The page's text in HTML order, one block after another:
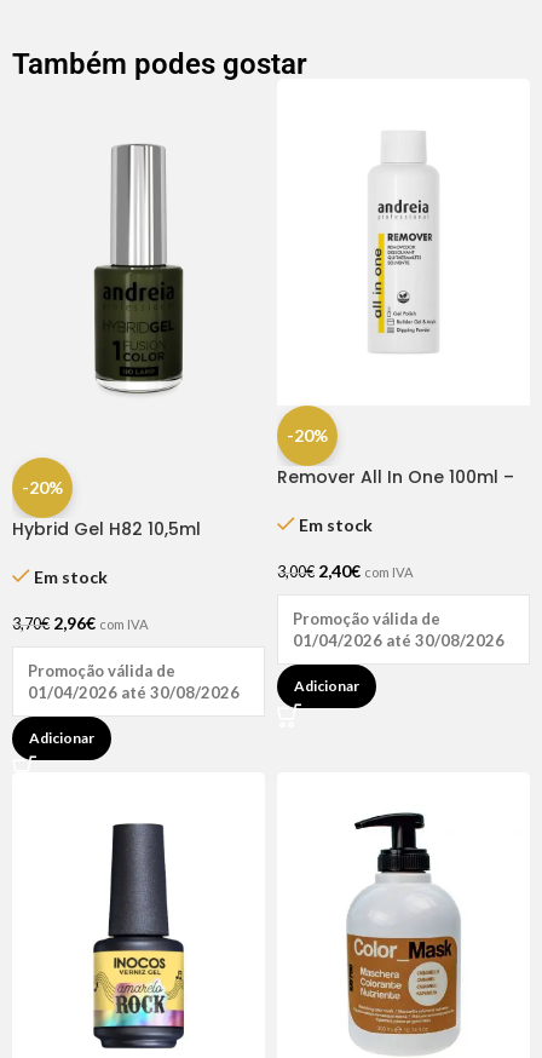
Também podes gostar
-20%
Hybrid Gel H82 10,5ml
Em stock
3,70€ 2,96€ com IVA
Promoção válida de
01/04/2026 até 30/08/2026
Adicionar
-20%
Remover All In One 100ml –
Em stock
3,00€ 2,40€ com IVA
Promoção válida de
01/04/2026 até 30/08/2026
Adicionar